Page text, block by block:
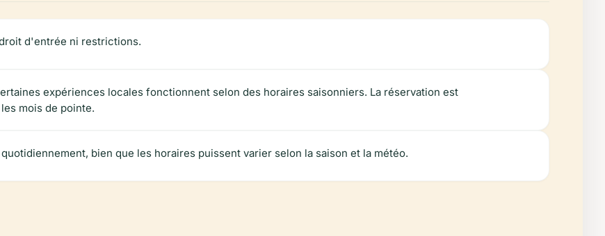
d'entrée ni restrictions.
expériences locales fonctionnent selon des horaires saisonniers. La réservation est
mois de pointe.
bien que les horaires puissent varier selon la saison et la météo.